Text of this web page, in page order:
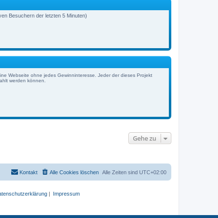
B
e
g
Besuchern der letzten 5 Minuten)
Webseite ohne jedes Gewinninteresse. Jeder der dieses Projekt
werden können.
Gehe zu
Alle Zeiten sind UTC+02:00
Alle Cookies löschen
Kontakt
| Impressum